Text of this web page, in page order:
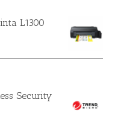
L1300
Security